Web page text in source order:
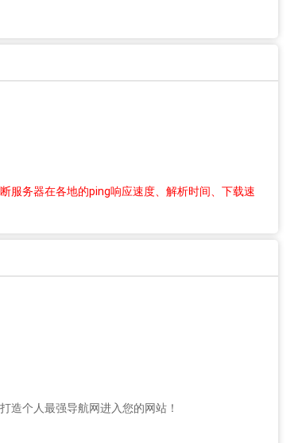
服务器在各地的ping响应速度、解析时间、下载速
造个人最强导航网进入您的网站！